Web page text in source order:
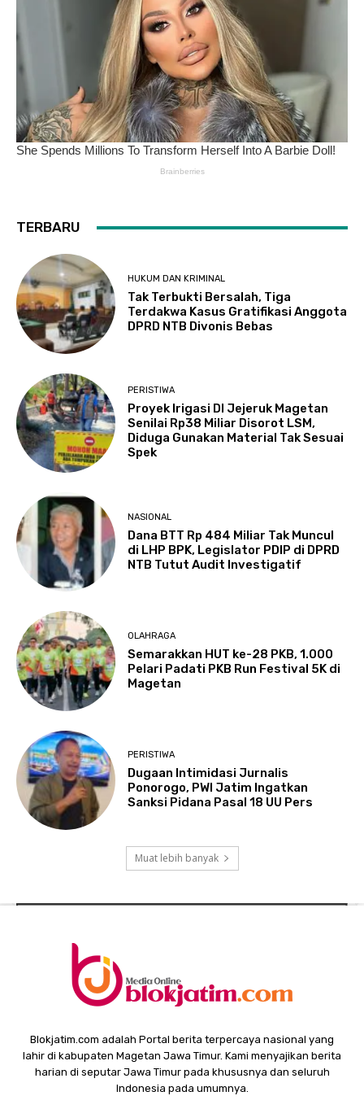
TERBARU
HUKUM DAN KRIMINAL
Tak Terbukti Bersalah, Tiga
Terdakwa Kasus Gratifikasi Anggota
DPRD NTB Divonis Bebas
PERISTIWA
Proyek Irigasi DI Jejeruk Magetan
Senilai Rp38 Miliar Disorot LSM,
Diduga Gunakan Material Tak Sesuai
Spek
NASIONAL
Dana BTT Rp 484 Miliar Tak Muncul
di LHP BPK, Legislator PDIP di DPRD
NTB Tutut Audit Investigatif
OLAHRAGA
Semarakkan HUT ke-28 PKB, 1.000
Pelari Padati PKB Run Festival 5K di
Magetan
PERISTIWA
Dugaan Intimidasi Jurnalis
Ponorogo, PWI Jatim Ingatkan
Sanksi Pidana Pasal 18 UU Pers
Muat lebih banyak
Blokjatim.com adalah Portal berita terpercaya nasional yang
lahir di kabupaten Magetan Jawa Timur. Kami menyajikan berita
harian di seputar Jawa Timur pada khususnya dan seluruh
Indonesia pada umumnya.